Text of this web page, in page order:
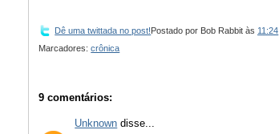
Dê uma twittada no post!Postado por Bob Rabbit às 11:24
Marcadores:crônica
9 comentários:
Unknown disse...